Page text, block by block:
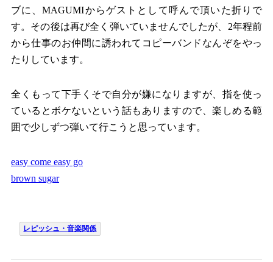
ブに、MAGUMIからゲストとして呼んで頂いた折りで
す。その後は再び全く弾いていませんでしたが、2年程前
から仕事のお仲間に誘われてコピーバンドなんぞをやっ
たりしています。
全くもって下手くそで自分が嫌になりますが、指を使っ
ているとボケないという話もありますので、楽しめる範
囲で少しずつ弾いて行こうと思っています。
easy come easy go
brown sugar
レピッシュ・音楽関係